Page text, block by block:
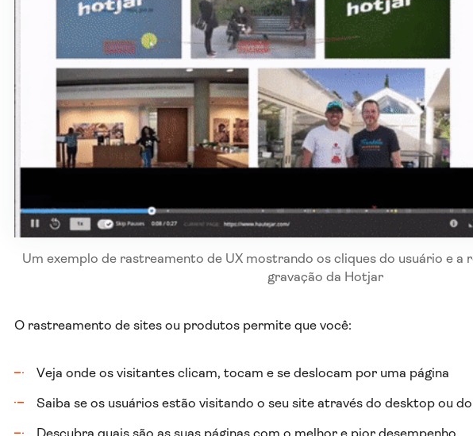
Um exemplo de rastreamento de UX mostrando os cliques do usuário e a
gravação da Hotjar
O rastreamento de sites ou produtos permite que você:
Veja onde os visitantes clicam, tocam e se deslocam por uma página
Saiba se os usuários estão visitando o seu site através do desktop ou